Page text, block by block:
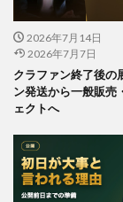
2026年7月14日
2026年7月7日
クラファン終了後の
ン発送から一般販売
ェクトへ